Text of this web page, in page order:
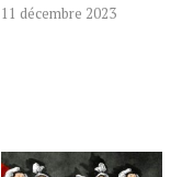
11 décembre 2023